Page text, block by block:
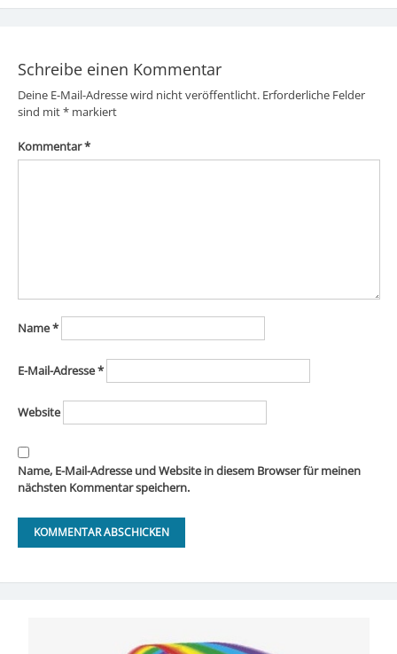
Schreibe einen Kommentar
Deine E-Mail-Adresse wird nicht veröffentlicht. Erforderliche Felder
sind mit*markiert
Kommentar*
Name*
E-Mail-Adresse*
Website
Name, E-Mail-Adresse und Website in diesem Browser für meinen
nächsten Kommentar speichern.